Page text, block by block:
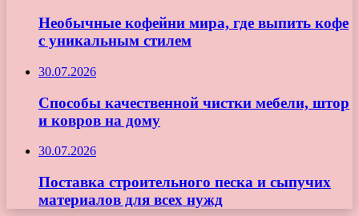
Необычные кофейни мира, где выпить кофе
с уникальным стилем
30.07.2026
Способы качественной чистки мебели, штор
и ковров на дому
30.07.2026
Поставка строительного песка и сыпучих
материалов для всех нужд